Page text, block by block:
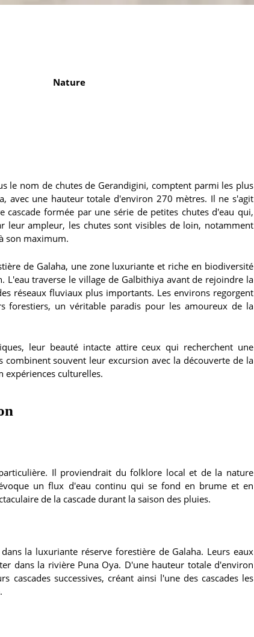
Nature
le nom de chutes de Gerandigini, comptent parmi les plus
avec une hauteur totale d'environ 270 mètres. Il ne s'agit
cascade formée par une série de petites chutes d'eau qui,
leur ampleur, les chutes sont visibles de loin, notamment
son maximum.
de Galaha, une zone luxuriante et riche en biodiversité
traverse le village de Galbithiya avant de rejoindre la
réseaux fluviaux plus importants. Les environs regorgent
forestiers, un véritable paradis pour les amoureux de la
leur beauté intacte attire ceux qui recherchent une
souvent leur excursion avec la découverte de la
expériences culturelles.
Il proviendrait du folklore local et de la nature
un flux d'eau continu qui se fond en brume et en
de la cascade durant la saison des pluies.
la luxuriante réserve forestière de Galaha. Leurs eaux
dans la rivière Puna Oya. D'une hauteur totale d'environ
cascades successives, créant ainsi l'une des cascades les